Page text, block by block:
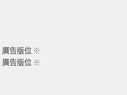
廣告版位 ※
廣告版位 ※